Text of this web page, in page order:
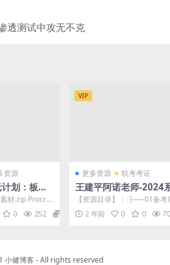
透测试中攻无不克
资源
划：板绘
材.zip Procre
素材与资源 1
0 252
VIP
更多资源 软考考证
王建平阿诺老师-2024
统规划与管理师
【资源目录】： ├──01备考
一定要先看考试大纲和教材 |
─09-系规_...
2 年前 0 0
小健博客 - All rights reserved